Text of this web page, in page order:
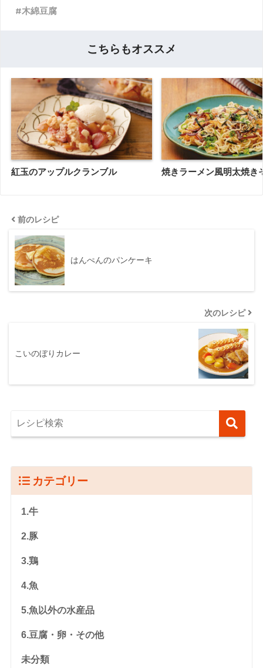
木綿豆腐
こちらもオススメ
紅玉のアップルクランブル 焼きラーメン風明太焼き
前のレシピ
はんぺんのパンケーキ
次のレシピ
こいのぼりカレー
カテゴリー
1.牛
2.豚
3.鶏
4.魚
5.魚以外の水産品
6.豆腐・卵・その他
未分類